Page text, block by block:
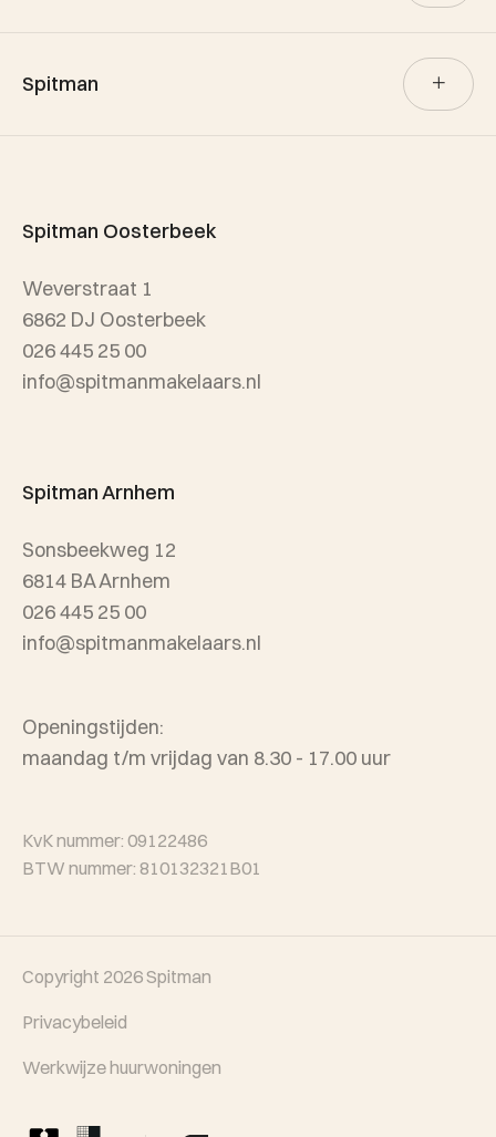
Aankoop
Spitman
Referenties
Wijken
Spitman Oosterbeek
Weverstraat 1
6862 DJ Oosterbeek
026 445 25 00
info@spitmanmakelaars.nl
Spitman Arnhem
Sonsbeekweg 12
6814 BA Arnhem
026 445 25 00
info@spitmanmakelaars.nl
Openingstijden:
maandag t/m vrijdag van 8.30 - 17.00 uur
KvK nummer: 09122486
BTW nummer: 810132321B01
Copyright 2026Spitman
Privacybeleid
Werkwijze huurwoningen